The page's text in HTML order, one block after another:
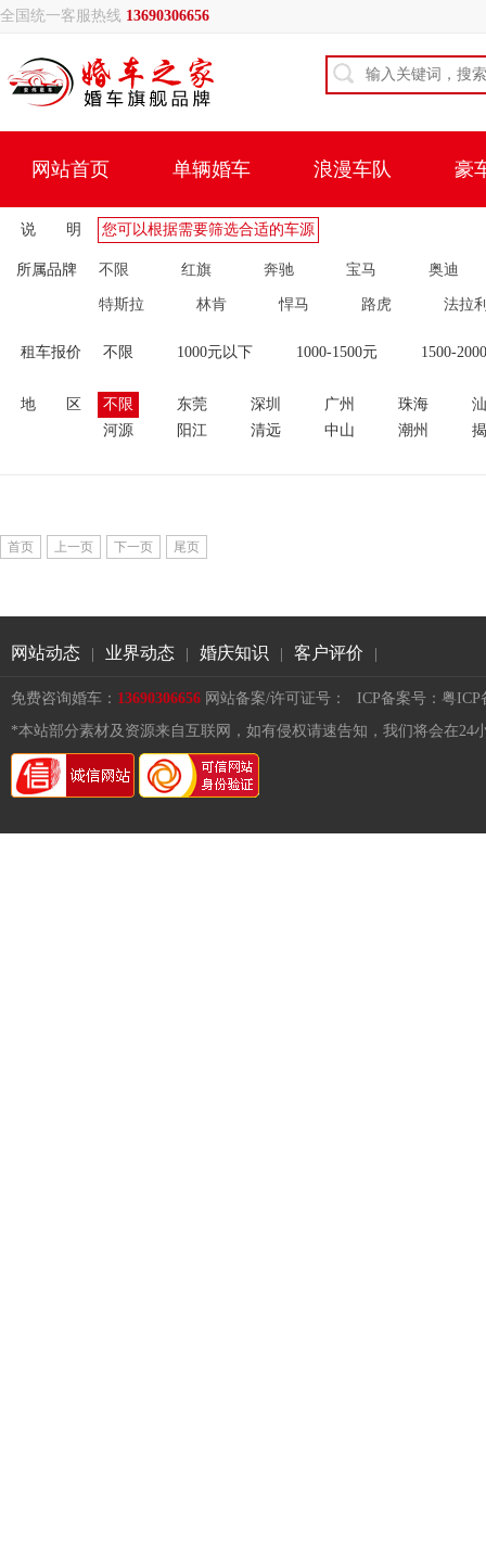
全国统一客服热线 13690306656
网站首页 单辆婚车 浪漫车队 豪
说 明 您可以根据需要筛选合适的车源
所属品牌 不限 红旗 奔驰 宝马 奥迪
特斯拉 林肯 悍马 路虎 法拉
租车报价 不限 1000元以下 1000-1500元 1500-
地 区 不限 东莞 深圳 广州 珠海
河源
阳江 清远 中山 潮州
首页 上一页 下一页 尾页
网站动态 业界动态 婚庆知识 客户评价
免费咨询婚车： 13690306656 网站备案/许可证号：
ICP备案号：粤ICP
*本站部分素材及资源来自互联网，如有侵权请速告知，我们将会在24